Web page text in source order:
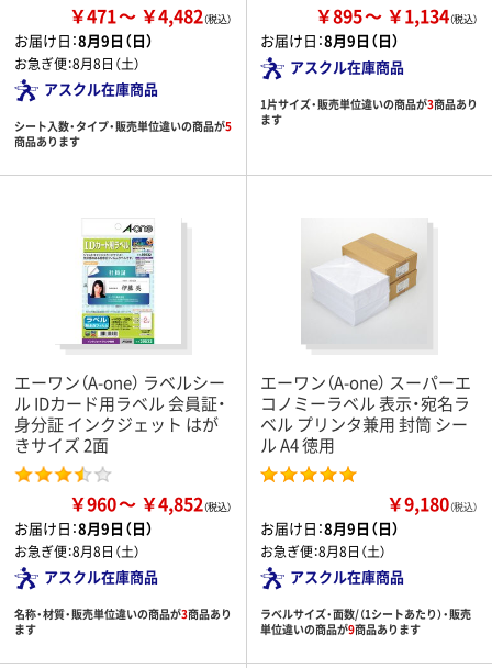
￥471 ￥4,482
お届け日：8月9日（日）
お急ぎ便：8月8日（土）
アスクル在庫商品
シート入数・タイプ・販売単位違いの商品が5
商品あります
￥895 ￥1,134
お届け日：8月9日（日）
アスクル在庫商品
1片サイズ・販売単位違いの商品が3商品あり
ます
エーワン（A-one） ラベルシー
ル IDカード用ラベル 会員証・
身分証 インクジェット はが
きサイズ 2面
￥960 ￥4,852
お届け日：8月9日（日）
お急ぎ便：8月8日（土）
アスクル在庫商品
名称・材質・販売単位違いの商品が3商品あり
ます
エーワン（A-one） スーパーエ
コノミーラベル 表示・宛名ラ
ベル プリンタ兼用 封筒 シー
ル A4 徳用
￥9,180（税込）
お届け日：8月9日（日）
お急ぎ便：8月8日（土）
アスクル在庫商品
ラベルサイズ・面数/（1シートあたり）・販売
単位違いの商品が9商品あります